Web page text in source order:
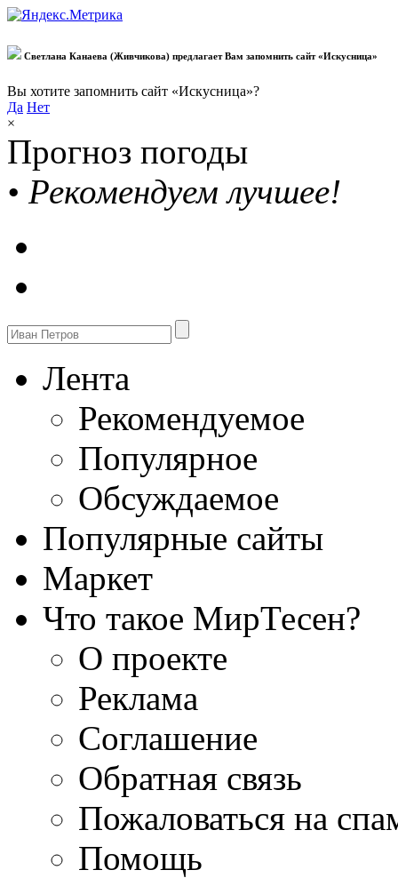
Светлана Канаева (Живчикова) предлагает Вам запомнить сайт «Искусница»
Вы хотите запомнить сайт «Искусница»?
Да Нет
×
Прогноз погоды
• Рекомендуем лучшее!
Лента
Рекомендуемое
Популярное
Обсуждаемое
Популярные сайты
Маркет
Что такое МирТесен?
О проекте
Реклама
Соглашение
Обратная связь
Пожаловаться на
Помощь